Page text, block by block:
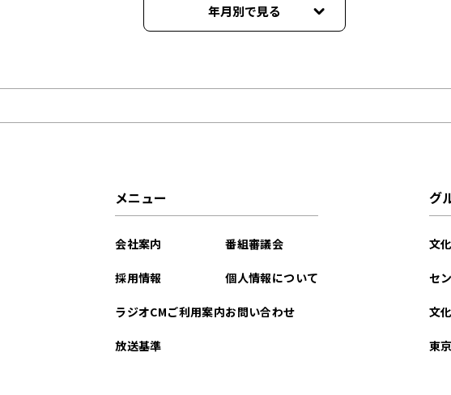
年月別で見る
2022年03月
2021年09月
メニュー
会社案内
採用情報
ラジオCMご利用案内
放送基準
番組審議会
個人情報について
お問い合わせ
グ
文
セ
文
東